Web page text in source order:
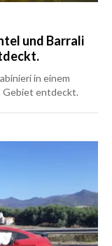
und Barrali
in einem
Gebiet entdeckt.